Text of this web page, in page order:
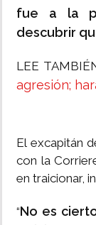
fue a la
descubrir
LEE
agresión;
El excapitán
con la
en traicionar,
“No es